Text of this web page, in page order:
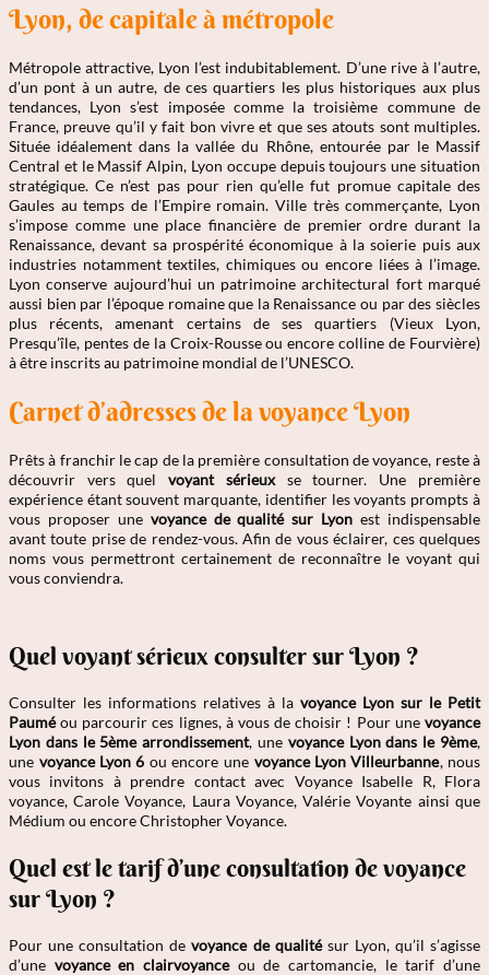
Lyon, de capitale à métropole
Métropole attractive, Lyon l’est indubitablement. D’une rive à l’autre,
d’un pont à un autre, de ces quartiers les plus historiques aux plus
tendances, Lyon s’est imposée comme la troisième commune de
France, preuve qu’il y fait bon vivre et que ses atouts sont multiples.
Située idéalement dans la vallée du Rhône, entourée par le Massif
Central et le Massif Alpin, Lyon occupe depuis toujours une situation
stratégique. Ce n’est pas pour rien qu’elle fut promue capitale des
Gaules au temps de l’Empire romain. Ville très commerçante, Lyon
s’impose comme une place financière de premier ordre durant la
Renaissance, devant sa prospérité économique à la soierie puis aux
industries notamment textiles, chimiques ou encore liées à l’image.
Lyon conserve aujourd’hui un patrimoine architectural fort marqué
aussi bien par l’époque romaine que la Renaissance ou par des siècles
plus récents, amenant certains de ses quartiers (Vieux Lyon,
Presqu’île, pentes de la Croix-Rousse ou encore colline de Fourvière)
à être inscrits au patrimoine mondial de l’UNESCO.
Carnet d’adresses de la voyance Lyon
Prêts à franchir le cap de la première consultation de voyance, reste à
découvrir vers quelvoyant sérieuxse tourner. Une première
expérience étant souvent marquante, identifier les voyants prompts à
vous proposer une voyance de qualité sur Lyon est indispensable
avant toute prise de rendez-vous. Afin de vous éclairer, ces quelques
noms vous permettront certainement de reconnaître le voyant qui
vous conviendra.
Quel voyant sérieux consulter sur Lyon ?
Consulter les informations relatives à la voyance Lyon sur le Petit
Pauméou parcourir ces lignes, à vous de choisir ! Pour une voyance
Lyon dans le 5ème arrondissement, une voyance Lyon dans le 9ème,
une voyance Lyon 6 ou encore une voyance Lyon Villeurbanne, nous
vous invitons à prendre contact avec Voyance Isabelle R, Flora
voyance, Carole Voyance, Laura Voyance, Valérie Voyante ainsi que
Médium ou encore Christopher Voyance.
Quel est le tarif d’une consultation de voyance
sur Lyon ?
Pour une consultation devoyance de qualitésur Lyon, qu’il s’agisse
d’une voyance en clairvoyanceou de cartomancie, le tarif d’une